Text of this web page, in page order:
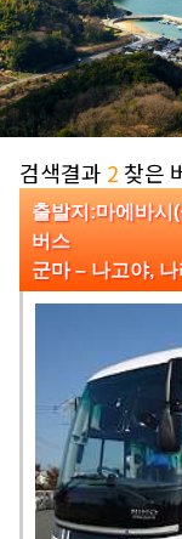
검색결과 2 찾은
출발지:마에바
버스
군마 – 나고야,